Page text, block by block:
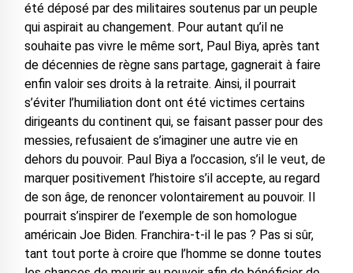
été déposé par des militaires soutenus par un peuple
qui aspirait au changement. Pour autant qu’il ne
souhaite pas vivre le même sort, Paul Biya, après tant
de décennies de règne sans partage, gagnerait à faire
enfin valoir ses droits à la retraite. Ainsi, il pourrait
s’éviter l’humiliation dont ont été victimes certains
dirigeants du continent qui, se faisant passer pour des
messies, refusaient de s’imaginer une autre vie en
dehors du pouvoir. Paul Biya a l’occasion, s’il le veut, de
marquer positivement l’histoire s’il accepte, au regard
de son âge, de renoncer volontairement au pouvoir. Il
pourrait s’inspirer de l’exemple de son homologue
américain Joe Biden. Franchira-t-il le pas ? Pas si sûr,
tant tout porte à croire que l’homme se donne toutes